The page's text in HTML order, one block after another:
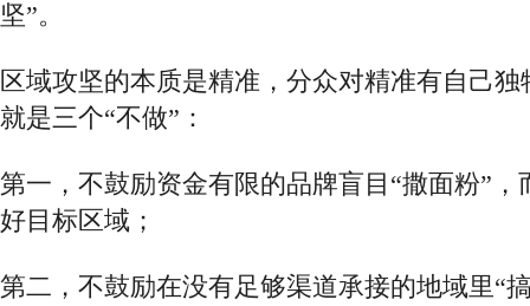
坚”。
区域攻坚的本质是精准，分众对精准有自己
就是三个“不做”：
第一， 不鼓励资金有限的品牌盲目 “撒面粉”
好目标区域；
第二， 不鼓励在没有足够渠道承接的地域里“